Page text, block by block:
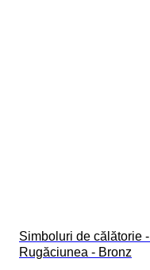
Simboluri de călătorie -
Rugăciunea - Bronz